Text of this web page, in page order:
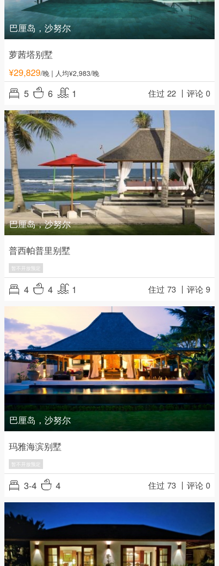
巴厘岛，沙努尔
萝茜塔别墅
¥29,829/晚| 人均¥2,983/晚
5 6 1 住过 22 丨评论 0
巴厘岛，沙努尔
普西帕普里别墅
暂不开放预定
4 4 1 住过 73 丨评论 9
巴厘岛，沙努尔
玛雅海滨别墅
暂不开放预定
3-4 4 住过 73 丨评论 0